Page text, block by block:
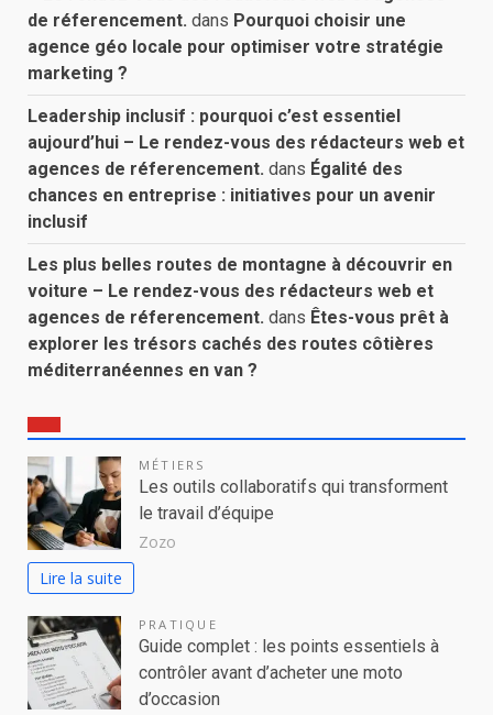
de réferencement. dans Pourquoi choisir une
agence géo locale pour optimiser votre stratégie
marketing ?
Leadership inclusif : pourquoi c’est essentiel
aujourd’hui – Le rendez-vous des rédacteurs web et
agences de réferencement. dans Égalité des
chances en entreprise : initiatives pour un avenir
inclusif
Les plus belles routes de montagne à découvrir en
voiture – Le rendez-vous des rédacteurs web et
agences de réferencement. dans Êtes-vous prêt à
explorer les trésors cachés des routes côtières
méditerranéennes en van ?
MÉTIERS
Les outils collaboratifs qui transforment
le travail d’équipe
Zozo
Lire la suite
PRATIQUE
Guide complet : les points essentiels à
contrôler avant d’acheter une moto
d’occasion